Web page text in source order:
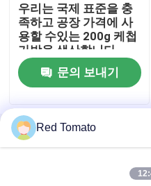
드럼 토마토 페이스트
통조림 토마토 페이스트
토마토 패스트
우리는 국제 표준을 충
족하고 공장 가격에 사
용할 수있는 200g 케첩
가방을 생산합니다.
문의 보내기
홈 사이트맵
사이트맵
개
Red Tomato